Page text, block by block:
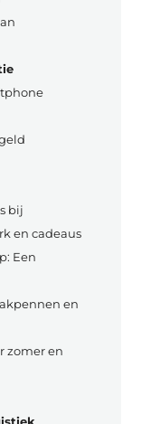
bij
en cadeaus
Een
en
zomer en